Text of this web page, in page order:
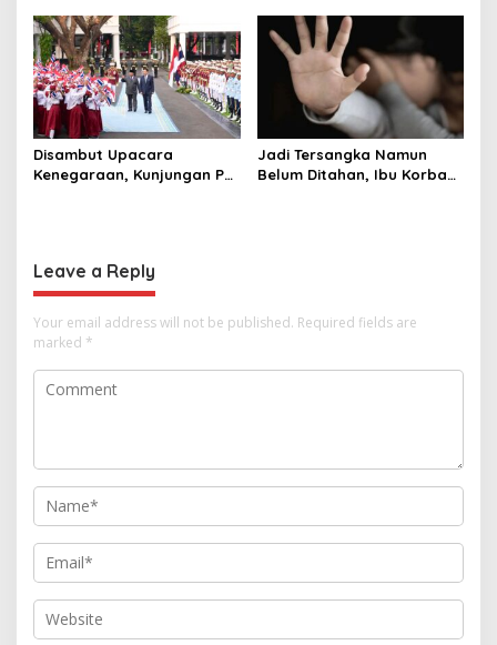
Selamat Ulang Tahun ke
Raja Thailand
hingga Ekonomi Digital
Disambut Upacara
Kenegaraan, Kunjungan PM
Jadi Tersangka Namun
Belum Ditahan, Ibu Korban
Leave a Reply
Your email address will not be published. Required fields are
marked *